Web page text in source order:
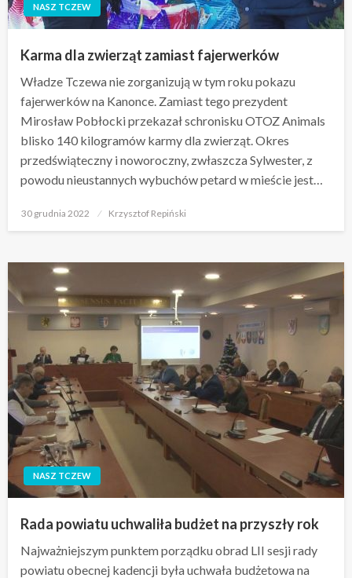
NASZ TCZEW
Karma dla zwierząt zamiast fajerwerków
Władze Tczewa nie zorganizują w tym roku pokazu
fajerwerków na Kanonce. Zamiast tego prezydent
Mirosław Pobłocki przekazał schronisku OTOZ Animals
blisko 140 kilogramów karmy dla zwierząt. Okres
przedświąteczny i noworoczny, zwłaszcza Sylwester, z
powodu nieustannych wybuchów petard w mieście jest…
Opublikowane
30 grudnia 2022 Krzysztof Repiński
NASZ TCZEW
Rada powiatu uchwaliła budżet na przyszły rok
Najważniejszym punktem porządku obrad LII sesji rady
powiatu obecnej kadencji była uchwała budżetowa na